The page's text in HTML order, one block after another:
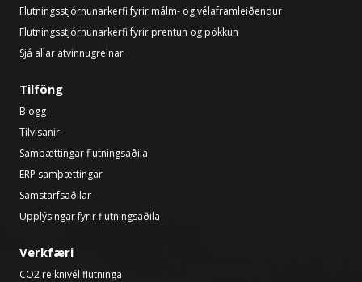
Flutningsstjórnunarkerfi fyrir málm- og vélaframleiðendur
Flutningsstjórnunarkerfi fyrir prentun og pökkun
Sjá allar atvinnugreinar
Tilföng
Blogg
Tilvísanir
Samþættingar flutningsaðila
ERP samþættingar
Samstarfsaðilar
Upplýsingar fyrir flutningsaðila
Verkfæri
CO2 reiknivél flutninga